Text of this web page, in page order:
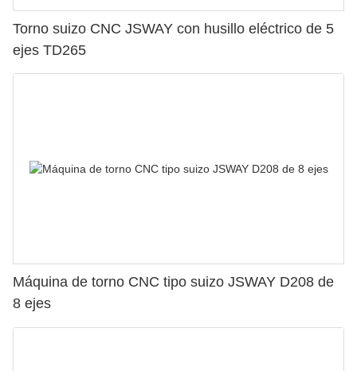
Torno suizo CNC JSWAY con husillo eléctrico de 5
ejes TD265
Máquina de torno CNC tipo suizo JSWAY D208 de
8 ejes